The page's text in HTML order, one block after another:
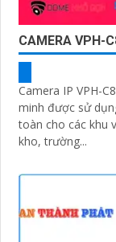
CAMERA VPH-
Camera IP VPH-
minh được sử
toàn cho các khu
kho, trường...